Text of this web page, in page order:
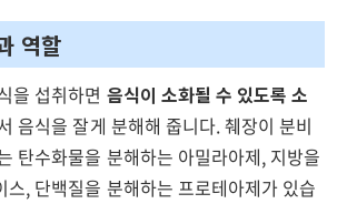
역할
을 섭취하면 음식이 소화될 수 있도록 소
음식을 잘게 분해해 줍니다. 췌장이 분비
탄수화물을 분해하는 아밀라아제, 지방을
스, 단백질을 분해하는 프로테아제가 있습